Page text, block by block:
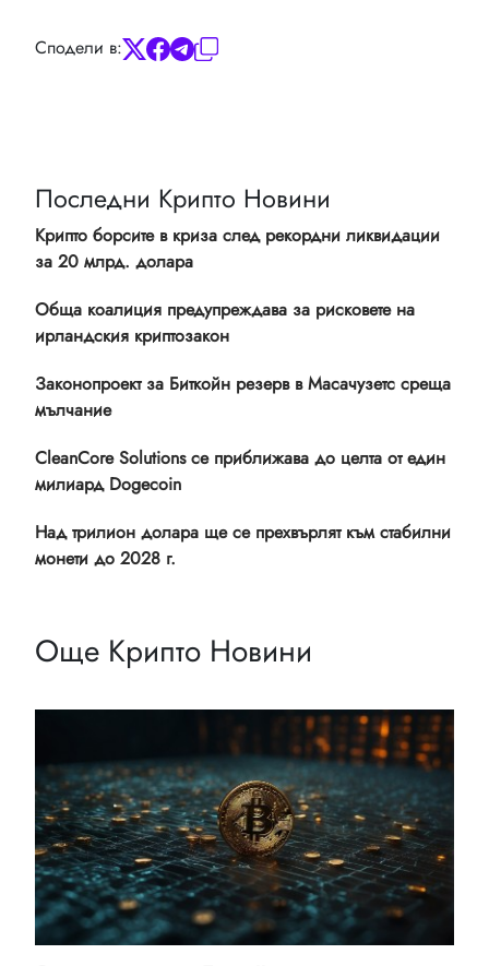
Сподели в:
Последни Крипто Новини
Крипто борсите в криза след рекордни ликвидации
за 20 млрд. долара
Обща коалиция предупреждава за рисковете на
ирландския криптозакон
Законопроект за Биткойн резерв в Масачузетс среща
мълчание
CleanCore Solutions се приближава до целта от един
милиард Dogecoin
Над трилион долара ще се прехвърлят към стабилни
монети до 2028 г.
Още Крипто Новини